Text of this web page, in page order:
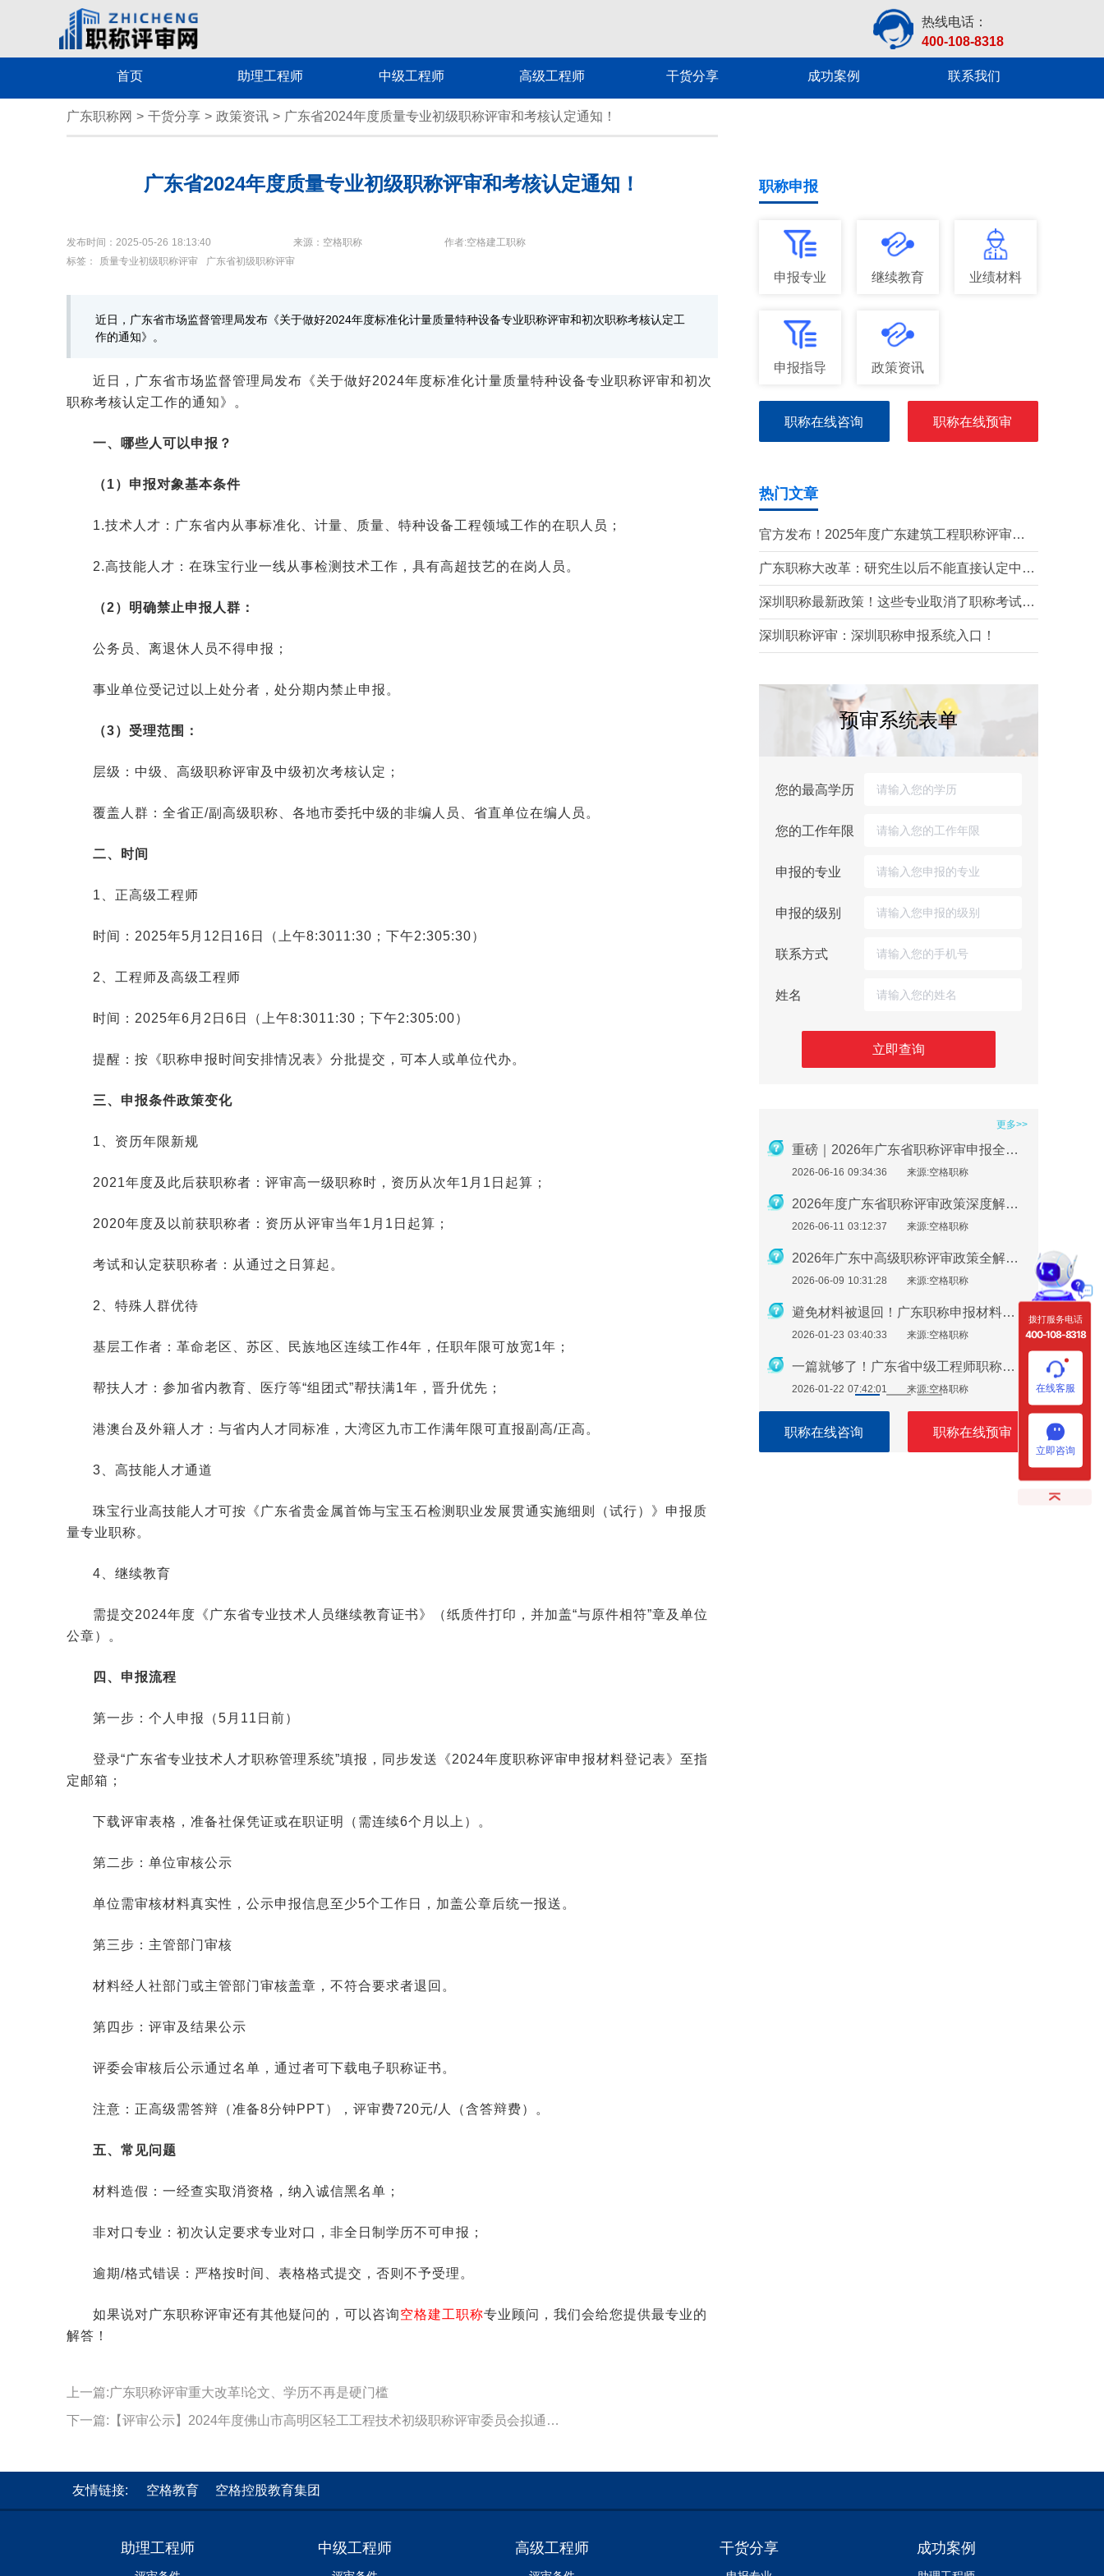
热线电话：
400-108-8318
首页 助理工程师 中级工程师 高级工程师 干货分享 成功案例 联系我们
广东职称网 > 干货分享 > 政策资讯 > 广东省2024年度质量专业初级职称评审和考核认定通知！
广东省2024年度质量专业初级职称评审和考核认定通知！
发布时间：2025-05-26 18:13:40 来源：空格职称
作者:空格建工职称
标签：
质量专业初级职称评审 广东省初级职称评审
近日，广东省市场监督管理局发布《关于做好2024年度标准化计量质量特种设备专业职称评审和初次职称考核认定工
作的通知》。
近日，广东省市场监督管理局发布《关于做好2024年度标准化计量质量特种设备专业职称评审和初次
职称考核认定工作的通知》。
一、哪些人可以申报？
（1）申报对象基本条件
1.技术人才：广东省内从事标准化、计量、质量、特种设备工程领域工作的在职人员；
2.高技能人才：在珠宝行业一线从事检测技术工作，具有高超技艺的在岗人员。
（2）明确禁止申报人群：
公务员、离退休人员不得申报；
事业单位受记过以上处分者，处分期内禁止申报。
（3）受理范围：
层级：中级、高级职称评审及中级初次考核认定；
覆盖人群：全省正/副高级职称、各地市委托中级的非编人员、省直单位在编人员。
二、时间
1、正高级工程师
时间：2025年5月12日16日（上午8:3011:30；下午2:305:30）
2、工程师及高级工程师
时间：2025年6月2日6日（上午8:3011:30；下午2:305:00）
提醒：按《职称申报时间安排情况表》分批提交，可本人或单位代办。
三、申报条件政策变化
1、资历年限新规
2021年度及此后获职称者：评审高一级职称时，资历从次年1月1日起算；
2020年度及以前获职称者：资历从评审当年1月1日起算；
考试和认定获职称者：从通过之日算起。
2、特殊人群优待
基层工作者：革命老区、苏区、民族地区连续工作4年，任职年限可放宽1年；
帮扶人才：参加省内教育、医疗等“组团式”帮扶满1年，晋升优先；
港澳台及外籍人才：与省内人才同标准，大湾区九市工作满年限可直报副高/正高。
3、高技能人才通道
珠宝行业高技能人才可按《广东省贵金属首饰与宝玉石检测职业发展贯通实施细则（试行）》申报质
量专业职称。
4、继续教育
需提交2024年度《广东省专业技术人员继续教育证书》（纸质件打印，并加盖“与原件相符”章及单位
公章）。
四、申报流程
第一步：个人申报（5月11日前）
登录“广东省专业技术人才职称管理系统”填报，同步发送《2024年度职称评审申报材料登记表》至指
定邮箱；
下载评审表格，准备社保凭证或在职证明（需连续6个月以上）。
第二步：单位审核公示
单位需审核材料真实性，公示申报信息至少5个工作日，加盖公章后统一报送。
第三步：主管部门审核
材料经人社部门或主管部门审核盖章，不符合要求者退回。
第四步：评审及结果公示
评委会审核后公示通过名单，通过者可下载电子职称证书。
注意：正高级需答辩（准备8分钟PPT），评审费720元/人（含答辩费）。
五、常见问题
材料造假：一经查实取消资格，纳入诚信黑名单；
非对口专业：初次认定要求专业对口，非全日制学历不可申报；
逾期/格式错误：严格按时间、表格格式提交，否则不予受理。
如果说对广东职称评审还有其他疑问的，可以咨询空格建工职称专业顾问，我们会给您提供最专业的
解答！
上一篇:广东职称评审重大改革!论文、学历不再是硬门槛
下一篇:【评审公示】2024年度佛山市高明区轻工工程技术初级职称评审委员会拟通过人员的公示
职称申报
申报专业 继续教育 业绩材料
申报指导 政策资讯
职称在线咨询 职称在线预审
热门文章
官方发布！2025年度广东建筑工程职称评审通
知要点全解读
广东职称大改革：研究生以后不能直接认定中级
了？政策深度解读！
深圳职称最新政策！这些专业取消了职称考试！
有你的专业吗？
深圳职称评审：深圳职称申报系统入口！
预审系统表单
您的最高学历
您的工作年限
申报的专业
申报的级别
联系方式
姓名
立即查询
更多>>
重磅｜2026年广东省职称评审申报全流程指南
2026-06-16 09:34:36 来源:空格职称
2026年度广东省职称评审政策深度解析：申报条件、时间规划与避坑指南
2026-06-11 03:12:37 来源:空格职称
2026年广东中高级职称评审政策全解析：条件、流程与实操指南
2026-06-09 10:31:28 来源:空格职称
避免材料被退回！广东职称申报材料指南（2026最新版）
2026-01-23 03:40:33 来源:空格职称
一篇就够了！广东省中级工程师职称评定需要准备哪些材料？
2026-01-22 07:42:01 来源:空格职称
2026-01-
2026-01-
2026-01-
职称在线咨询 职称在线预审
友情链接: 空格教育 空格控股教育集团
助理工程师 中级工程师 高级工程师 干货分享 成功案例
拨打服务电话
400-108-8318
在线客服
立即咨询